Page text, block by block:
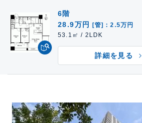
6階
28.9万円
[管]：2.5万円
53.1㎡ / 2LDK
詳細を見る